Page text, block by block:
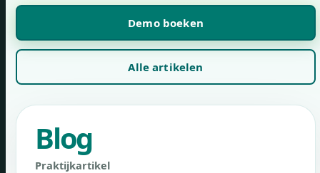
Demo boeken
Alle artikelen
Blog
Praktijkartikel